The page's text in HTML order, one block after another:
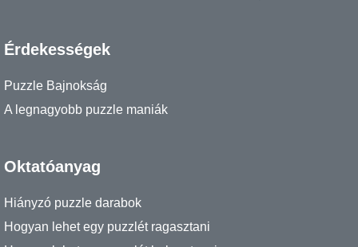
Érdekességek
Puzzle Bajnokság
A legnagyobb puzzle maniák
Oktatóanyag
Hiányzó puzzle darabok
Hogyan lehet egy puzzlét ragasztani